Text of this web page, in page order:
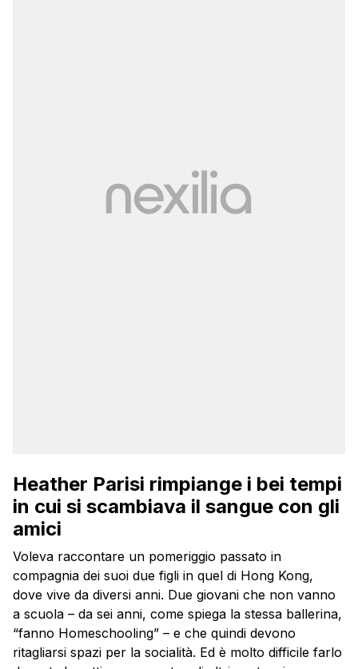
Heather Parisi rimpiange i bei tempi
in cui si scambiava il sangue con gli
amici
Voleva raccontare un pomeriggio passato in
compagnia dei suoi due figli in quel di Hong Kong,
dove vive da diversi anni. Due giovani che non vanno
a scuola – da sei anni, come spiega la stessa ballerina,
“fanno Homeschooling” – e che quindi devono
ritagliarsi spazi per la socialità. Ed è molto difficile farlo